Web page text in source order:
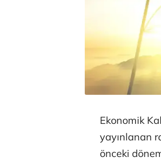
Ekonomik
yayınlanan
önceki